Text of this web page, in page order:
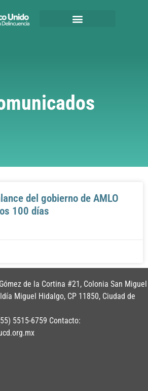
del gobierno de AMLO
100 días
de la Cortina #21, Colonia San Miguel
Miguel Hidalgo, CP 11850, Ciudad de
5515-6759 Contacto: